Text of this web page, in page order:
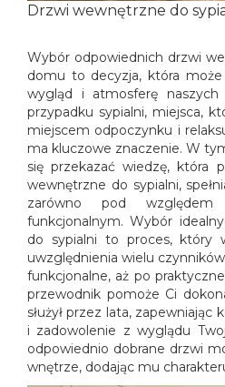
Drzwi wewnętrzne do
Wybór odpowiednich drzwi
domu to decyzja, która
wygląd i atmosferę
przypadku sypialni, miejsca,
miejscem odpoczynku i
ma kluczowe znaczenie. W
się przekazać wiedzę, która
wewnętrzne do sypialni,
zarówno pod
funkcjonalnym. Wybór
do sypialni to proces, który
uwzględnienia wielu
funkcjonalne, aż po
przewodnik pomoże Ci
służył przez lata,
i zadowolenie z wyglądu
odpowiednio dobrane drzwi
wnętrze, dodając mu